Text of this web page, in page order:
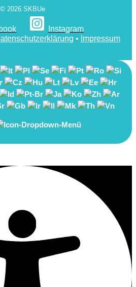
© 2026 SKBUe
Instagram
• Impressum